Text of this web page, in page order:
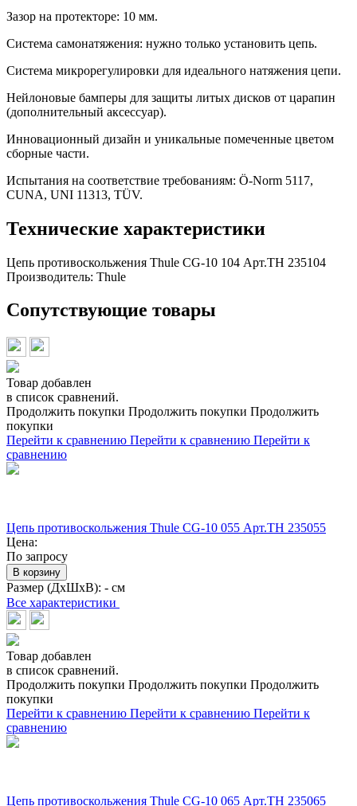
Зазор на протекторе: 10 мм.
Система самонатяжения: нужно только установить цепь.
Система микрорегулировки для идеального натяжения цепи.
Нейлоновые бамперы для защиты литых дисков от царапин
(дополнительный аксессуар).
Инновационный дизайн и уникальные помеченные цветом
сборные части.
Испытания на соответствие требованиям: Ö-Norm 5117,
CUNA, UNI 11313, TÜV.
Технические характеристики
Цепь противоскольжения Thule CG-10 104 Арт.TH 235104
Производитель: Thule
Сопутствующие товары
Товар добавлен
в список сравнений.
Продолжить покупки Продолжить покупки Продолжить
покупки
Перейти к сравнению Перейти к сравнению Перейти к
сравнению
Цепь противоскольжения Thule CG-10 055 Арт.TH 235055
Цена:
По запросу
В корзину
Размер (ДхШхВ): - см
Все характеристики
Товар добавлен
в список сравнений.
Продолжить покупки Продолжить покупки Продолжить
покупки
Перейти к сравнению Перейти к сравнению Перейти к
сравнению
Цепь противоскольжения Thule CG-10 065 Арт.TH 235065